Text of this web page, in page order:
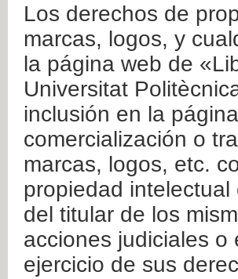
Los derechos de
marcas, logos, y
la página web de
Universitat
inclusión en la
comercialización o
marcas, logos, etc.
propiedad
del titular de los
acciones judiciales o
ejercicio de sus